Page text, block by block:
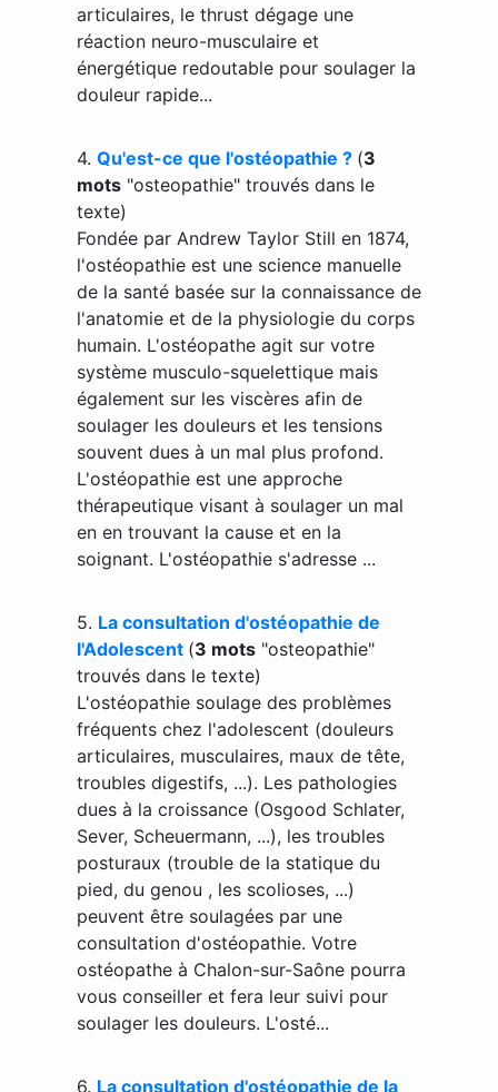
articulaires, le thrust dégage une
réaction neuro-musculaire et
énergétique redoutable pour soulager la
douleur rapide...
4. Qu'est-ce que l'ostéopathie ? (3
mots "osteopathie" trouvés dans le
texte)
Fondée par Andrew Taylor Still en 1874,
l'ostéopathie est une science manuelle
de la santé basée sur la connaissance de
l'anatomie et de la physiologie du corps
humain. L'ostéopathe agit sur votre
système musculo-squelettique mais
également sur les viscères afin de
soulager les douleurs et les tensions
souvent dues à un mal plus profond.
L'ostéopathie est une approche
thérapeutique visant à soulager un mal
en en trouvant la cause et en la
soignant. L'ostéopathie s'adresse ...
5. La consultation d'ostéopathie de
l'Adolescent (3 mots "osteopathie"
trouvés dans le texte)
L'ostéopathie soulage des problèmes
fréquents chez l'adolescent (douleurs
articulaires, musculaires, maux de tête,
troubles digestifs, ...). Les pathologies
dues à la croissance (Osgood Schlater,
Sever, Scheuermann, ...), les troubles
posturaux (trouble de la statique du
pied, du genou , les scolioses, ...)
peuvent être soulagées par une
consultation d'ostéopathie. Votre
ostéopathe à Chalon-sur-Saône pourra
vous conseiller et fera leur suivi pour
soulager les douleurs. L'osté...
6. La consultation d'ostéopathie de la